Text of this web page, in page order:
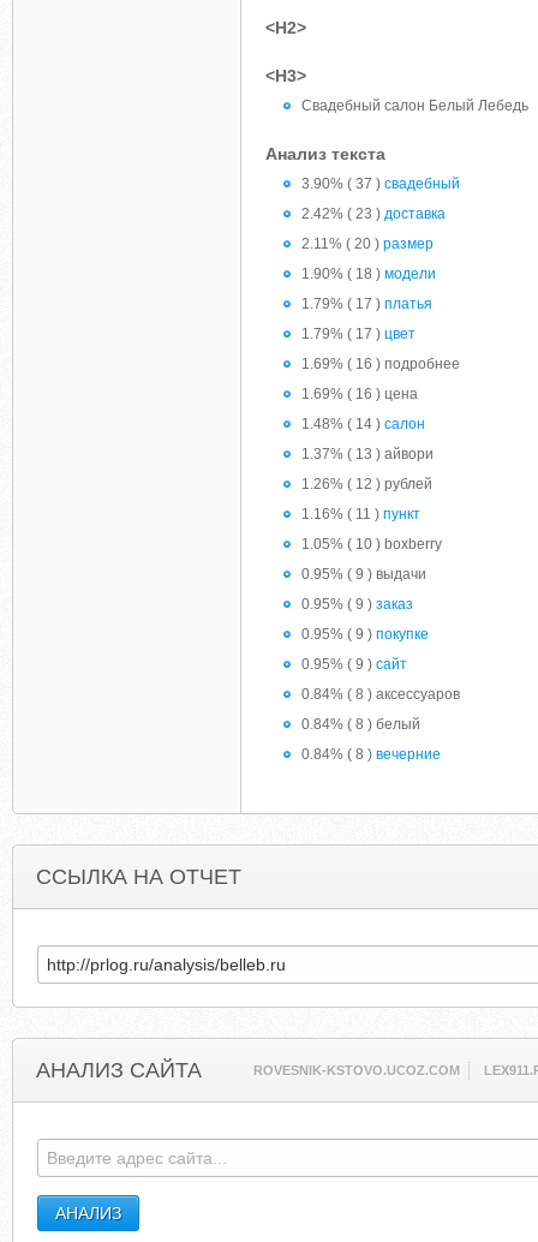
<H2>
<H3>
Свадебный салон Белый Лебедь
Анализ текста
3.90% ( 37 ) свадебный
2.42% ( 23 ) доставка
2.11% ( 20 ) размер
1.90% ( 18 ) модели
1.79% ( 17 ) платья
1.79% ( 17 ) цвет
1.69% ( 16 ) подробнее
1.69% ( 16 ) цена
1.48% ( 14 ) салон
1.37% ( 13 ) айвори
1.26% ( 12 ) рублей
1.16% ( 11 ) пункт
1.05% ( 10 ) boxberry
0.95% ( 9 ) выдачи
0.95% ( 9 ) заказ
0.95% ( 9 ) покупке
0.95% ( 9 ) сайт
0.84% ( 8 ) аксессуаров
0.84% ( 8 ) белый
0.84% ( 8 ) вечерние
ССЫЛКА НА ОТЧЕТ
АНАЛИЗ САЙТА ROVESNIK-KSTOVO.UCOZ.COM